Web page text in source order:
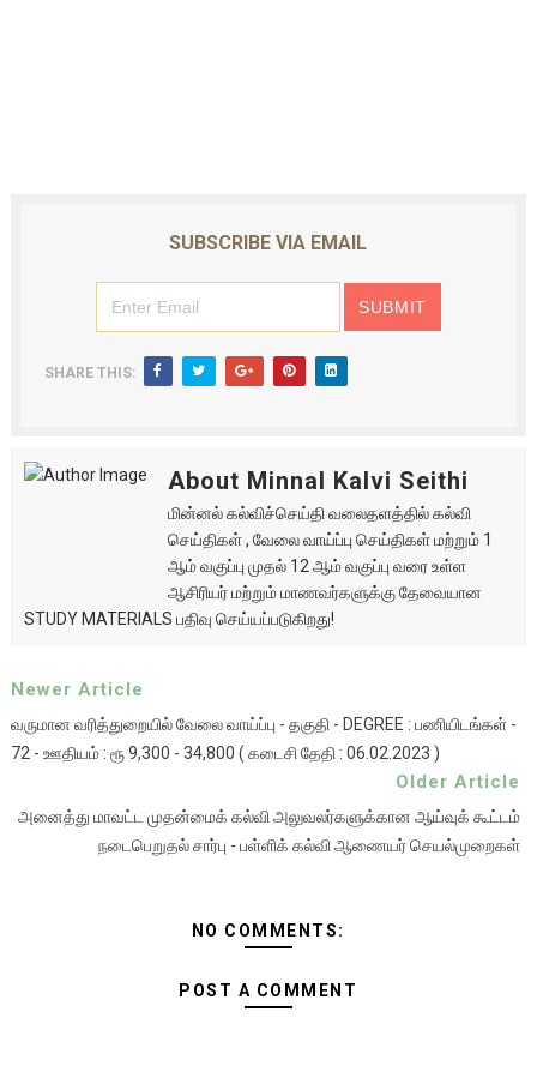
SUBSCRIBE VIA EMAIL
SHARE THIS:
About Minnal Kalvi Seithi
மின்னல் கல்விச்செய்தி வலைதளத்தில் கல்வி
செய்திகள் , வேலை வாய்ப்பு செய்திகள் மற்றும் 1
ஆம் வகுப்பு முதல் 12 ஆம் வகுப்பு வரை உள்ள
ஆசிரியர் மற்றும் மாணவர்களுக்கு தேவையான
STUDY MATERIALS பதிவு செய்யப்படுகிறது!
Newer Article
வருமான வரித்துறையில் வேலை வாய்ப்பு - தகுதி - DEGREE : பணியிடங்கள் -
72 - ஊதியம் : ரூ 9,300 - 34,800 ( கடைசி தேதி ‌: 06.02.2023 )
Older Article
அனைத்து மாவட்ட முதன்மைக் கல்வி அலுவலர்களுக்கான ஆய்வுக் கூட்டம்
நடைபெறுதல் சார்பு - பள்ளிக் கல்வி ஆணையர் செயல்முறைகள்
NO COMMENTS:
POST A COMMENT